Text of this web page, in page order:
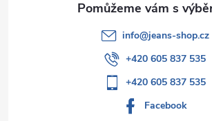
info@jeans-shop.cz
+420 605 837 535
+420 605 837 535
Facebook